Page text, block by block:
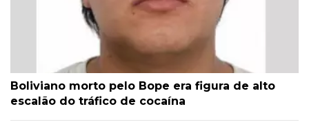
Boliviano morto pelo Bope era figura de alto
escalão do tráfico de cocaína